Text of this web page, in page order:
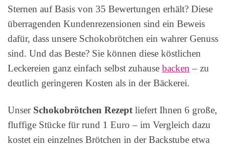
Sternen auf Basis von 35 Bewertungen erhält? Diese
überragenden Kundenrezensionen sind ein Beweis
dafür, dass unsere Schokobrötchen ein wahrer Genuss
sind. Und das Beste? Sie können diese köstlichen
Leckereien ganz einfach selbst zuhause backen – zu
deutlich geringeren Kosten als in der Bäckerei.
Unser Schokobrötchen Rezept liefert Ihnen 6 große,
fluffige Stücke für rund 1 Euro – im Vergleich dazu
kostet ein einzelnes Brötchen in der Backstube etwa